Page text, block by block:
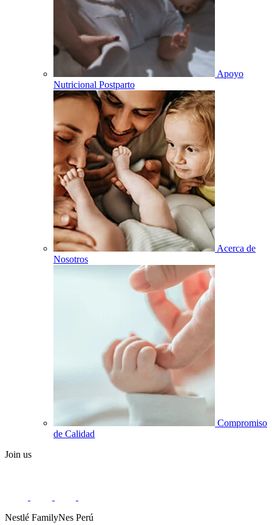
Apoyo
Nutricional Postparto
Acerca de
Nosotros
Compromiso
de Calidad
Join us
Nestlé FamilyNes Perú